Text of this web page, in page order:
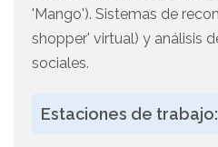
'Mango'). Sistemas de
shopper' virtual) y análisis
sociales.
Estaciones de trabajo: